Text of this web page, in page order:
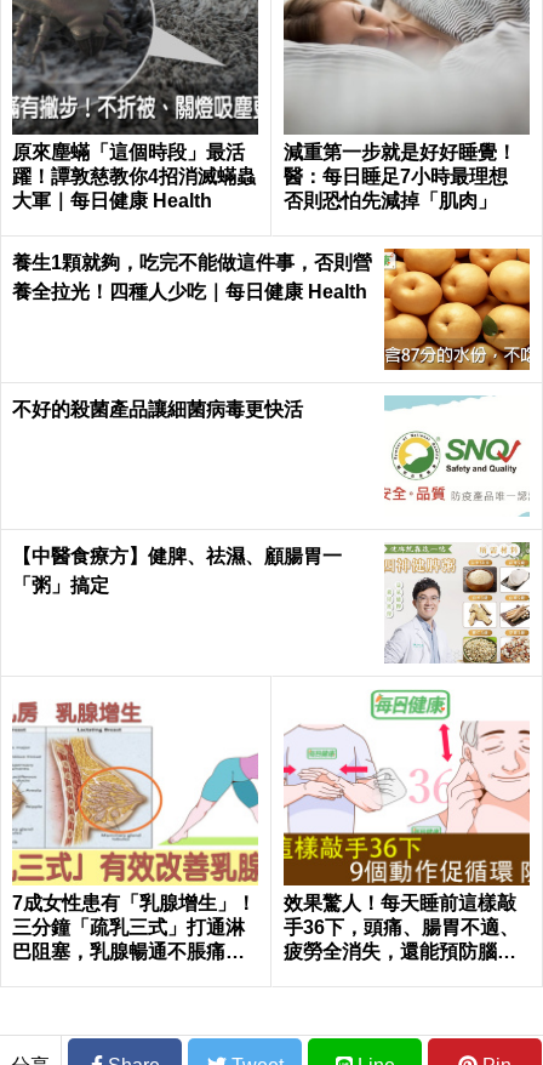
原來塵蟎「這個時段」最活
躍！譚敦慈教你4招消滅蟎蟲
大軍｜每日健康 Health
減重第一步就是好好睡覺！
醫：每日睡足7小時最理想
否則恐怕先減掉「肌肉」
養生1顆就夠，吃完不能做這件事，否則營
養全拉光！四種人少吃｜每日健康 Health
不好的殺菌產品讓細菌病毒更快活
【中醫食療方】健脾、祛濕、顧腸胃一
「粥」搞定
7成女性患有「乳腺增生」！
三分鐘「疏乳三式」打通淋
巴阻塞，乳腺暢通不脹痛｜
效果驚人！每天睡前這樣敲
手36下，頭痛、腸胃不適、
疲勞全消失，還能預防腦中